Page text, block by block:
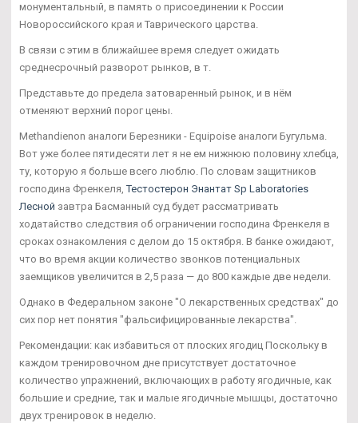
монументальный, в память о присоединении к России
Новороссийского края и Таврического царства.
В связи с этим в ближайшее время следует ожидать
среднесрочный разворот рынков, в т.
Представьте до предела затоваренный рынок, и в нём
отменяют верхний порог цены.
Methandienon аналоги Березники - Equipoise аналоги Бугульма.
Вот уже более пятидесяти лет я не ем нижнюю половину хлебца,
ту, которую я больше всего люблю. По словам защитников
господина Френкеля,Тестостерон Энантат Sp Laboratories
Лесной завтра Басманный суд будет рассматривать
ходатайство следствия об ограничении господина Френкеля в
сроках ознакомления с делом до 15 октября. В банке ожидают,
что во время акции количество звонков потенциальных
заемщиков увеличится в 2,5 раза — до 800 каждые две недели.
Однако в Федеральном законе "О лекарственных средствах" до
сих пор нет понятия "фальсифицированные лекарства".
Рекомендации: как избавиться от плоских ягодиц Поскольку в
каждом тренировочном дне присутствует достаточное
количество упражнений, включающих в работу ягодичные, как
большие и средние, так и малые ягодичные мышцы, достаточно
двух тренировок в неделю.